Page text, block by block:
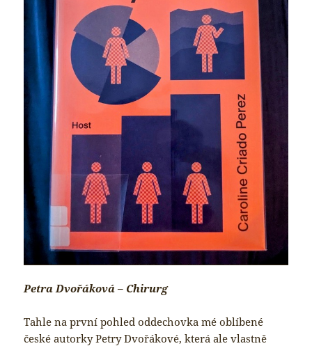
Petra Dvořáková – Chirurg
Tahle na první pohled oddechovka mé oblíbené
české autorky Petry Dvořákové, která ale vlastně